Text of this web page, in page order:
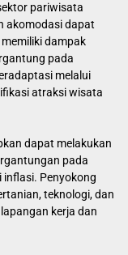
pariwisata
akomodasi dapat
dampak
pada
melalui
atraksi wisata
dapat melakukan
pada
Penyokong
teknologi, dan
kerja dan